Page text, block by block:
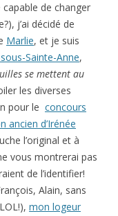
de changer
j’ai décidé de
Marlie, et je suis
Sainte-Anne,
se mettent au
les diverses
pour le concours
ancien d’Irénée
l’original et à
vous montrerai pas
de l’identifier!
Alain, sans
mon logeur